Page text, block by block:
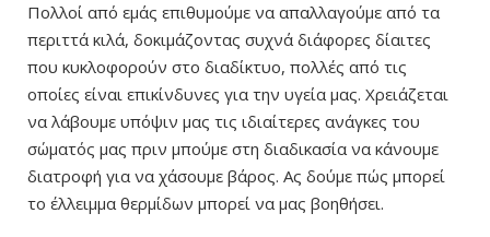
Πολλοί από εμάς επιθυμούμε να απαλλαγούμε από τα
περιττά κιλά, δοκιμάζοντας συχνά διάφορες δίαιτες
που κυκλοφορούν στο διαδίκτυο, πολλές από τις
οποίες είναι επικίνδυνες για την υγεία μας. Χρειάζεται
να λάβουμε υπόψιν μας τις ιδιαίτερες ανάγκες του
σώματός μας πριν μπούμε στη διαδικασία να κάνουμε
διατροφή για να χάσουμε βάρος. Ας δούμε πώς μπορεί
το έλλειμμα θερμίδων μπορεί να μας βοηθήσει.